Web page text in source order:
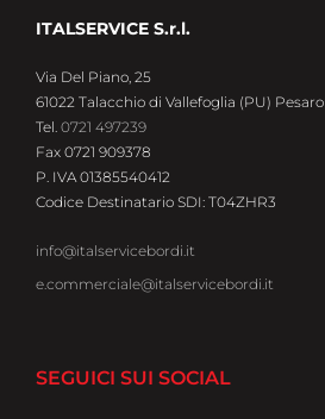
ITALSERVICE S.r.l.
Via Del Piano, 25
61022 Talacchio di Vallefoglia (PU) Pesaro
Tel. 0721 497239
Fax 0721 909378
P. IVA 01385540412
Codice Destinatario SDI: T04ZHR3
info@italservicebordi.it
e.commerciale@italservicebordi.it
SEGUICI SUI SOCIAL